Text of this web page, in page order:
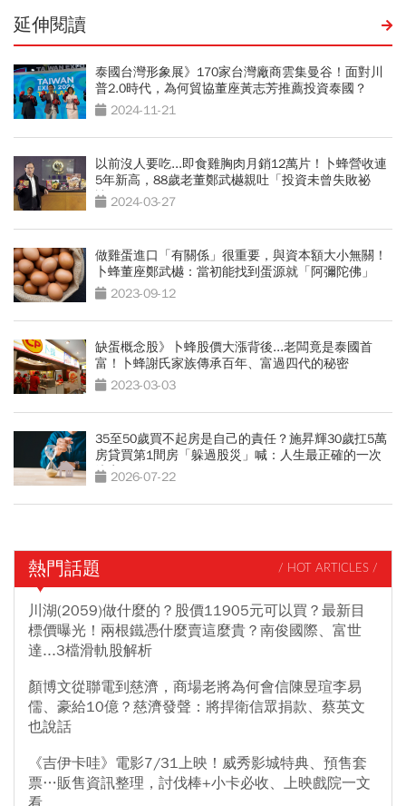
延伸閱讀
泰國台灣形象展》170家台灣廠商雲集曼谷！面對川
普2.0時代，為何貿協董座黃志芳推薦投資泰國？
2024-11-21
以前沒人要吃...即食雞胸肉月銷12萬片！卜蜂營收連
5年新高，88歲老董鄭武樾親吐「投資未曾失敗祕
訣」2024-03-27
做雞蛋進口「有關係」很重要，與資本額大小無關！
卜蜂董座鄭武樾：當初能找到蛋源就「阿彌陀佛」
2023-09-12
缺蛋概念股》卜蜂股價大漲背後...老闆竟是泰國首
富！卜蜂謝氏家族傳承百年、富過四代的秘密
2023-03-03
35至50歲買不起房是自己的責任？施昇輝30歲扛5萬
房貸買第1間房「躲過股災」喊：人生最正確的一次
決定2026-07-22
熱門話題 / HOT ARTICLES /
川湖(2059)做什麼的？股價11905元可以買？最新目
標價曝光！兩根鐵憑什麼賣這麼貴？南俊國際、富世
達...3檔滑軌股解析
顏博文從聯電到慈濟，商場老將為何會信陳昱瑄李易
儒、豪給10億？慈濟發聲：將捍衛信眾捐款、蔡英文
也說話
《吉伊卡哇》電影7/31上映！威秀影城特典、預售套
票…販售資訊整理，討伐棒+小卡必收、上映戲院一文